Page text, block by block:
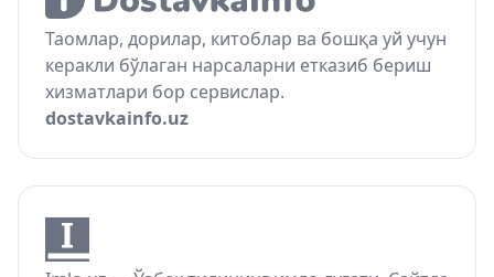
Таомлар, дорилар, китоблар ва бошқа уй учун
керакли бўлаган нарсаларни етказиб бериш
хизматлари бор сервислар.
dostavkainfo.uz